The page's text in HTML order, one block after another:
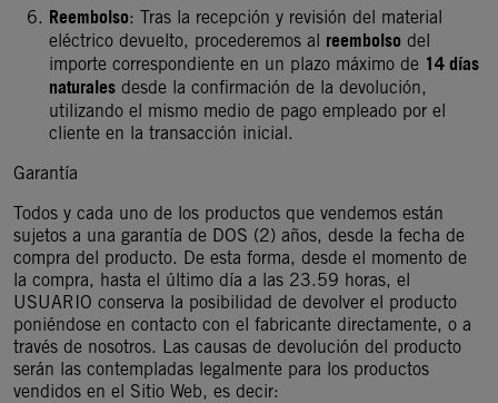
Reembolso: Tras la recepción y revisión del material
eléctrico devuelto, procederemos al reembolso del
importe correspondiente en un plazo máximo de 14 días
naturales desde la confirmación de la devolución,
utilizando el mismo medio de pago empleado por el
cliente en la transacción inicial.
Garantía
Todos y cada uno de los productos que vendemos están
sujetos a una garantía de DOS (2) años, desde la fecha de
compra del producto. De esta forma, desde el momento de
la compra, hasta el último día a las 23.59 horas, el
USUARIO conserva la posibilidad de devolver el producto
poniéndose en contacto con el fabricante directamente, o a
través de nosotros. Las causas de devolución del producto
serán las contempladas legalmente para los productos
vendidos en el Sitio Web, es decir: